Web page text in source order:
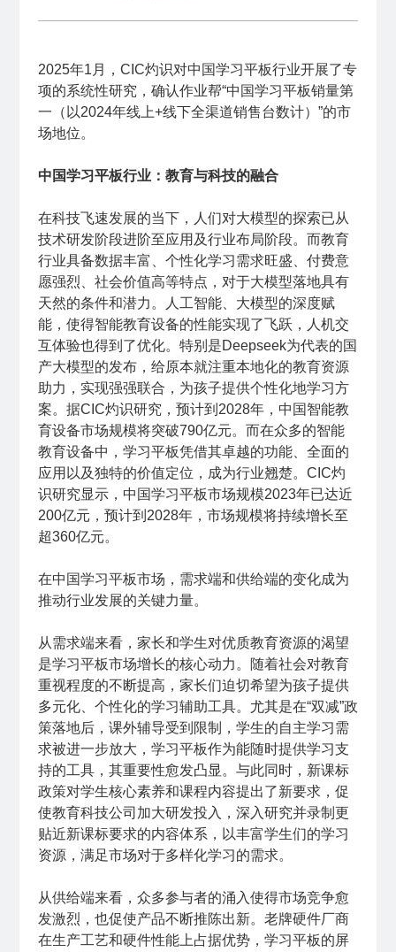
2025年1月，CIC灼识对中国学习平板行业开展了专
项的系统性研究，确认作业帮“中国学习平板销量第
一（以2024年线上+线下全渠道销售台数计）”的市
场地位。
中国学习平板行业：教育与科技的融合
在科技飞速发展的当下，人们对大模型的探索已从
技术研发阶段进阶至应用及行业布局阶段。而教育
行业具备数据丰富、个性化学习需求旺盛、付费意
愿强烈、社会价值高等特点，对于大模型落地具有
天然的条件和潜力。人工智能、大模型的深度赋
能，使得智能教育设备的性能实现了飞跃，人机交
互体验也得到了优化。特别是Deepseek为代表的国
产大模型的发布，给原本就注重本地化的教育资源
助力，实现强强联合，为孩子提供个性化地学习方
案。据CIC灼识研究，预计到2028年，中国智能教
育设备市场规模将突破790亿元。而在众多的智能
教育设备中，学习平板凭借其卓越的功能、全面的
应用以及独特的价值定位，成为行业翘楚。CIC灼
识研究显示，中国学习平板市场规模2023年已达近
200亿元，预计到2028年，市场规模将持续增长至
超360亿元。
在中国学习平板市场，需求端和供给端的变化成为
推动行业发展的关键力量。
从需求端来看，家长和学生对优质教育资源的渴望
是学习平板市场增长的核心动力。随着社会对教育
重视程度的不断提高，家长们迫切希望为孩子提供
多元化、个性化的学习辅助工具。尤其是在“双减”政
策落地后，课外辅导受到限制，学生的自主学习需
求被进一步放大，学习平板作为能随时提供学习支
持的工具，其重要性愈发凸显。与此同时，新课标
政策对学生核心素养和课程内容提出了新要求，促
使教育科技公司加大研发投入，深入研究并录制更
贴近新课标要求的内容体系，以丰富学生们的学习
资源，满足市场对于多样化学习的需求。
从供给端来看，众多参与者的涌入使得市场竞争愈
发激烈，也促使产品不断推陈出新。老牌硬件厂商
在生产工艺和硬件性能上占据优势，学习平板的屏